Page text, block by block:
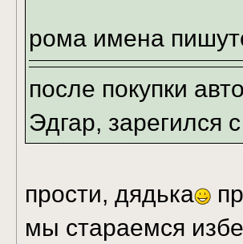
рома имена
после покупки
Эдгар, зарегился
прости, дядька
мы стараемся